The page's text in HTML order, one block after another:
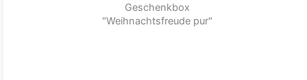
Geschenkbox
"Weihnachtsfreude pur"